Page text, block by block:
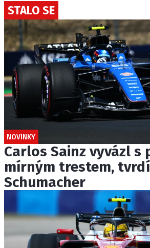
STALO SE
NOVINKY
Carlos Sainz vyvázl s
mírným trestem,
Schumacher